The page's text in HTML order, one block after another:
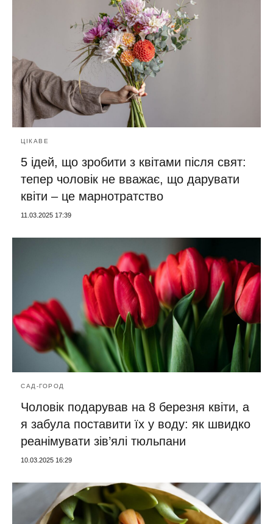
ЦІКАВЕ
5 ідей, що зробити з квітами після свят:
тепер чоловік не вважає, що дарувати
квіти – це марнотратство
11.03.2025 17:39
САД-ГОРОД
Чоловік подарував на 8 березня квіти, а
я забула поставити їх у воду: як швидко
реанімувати зів’ялі тюльпани
10.03.2025 16:29